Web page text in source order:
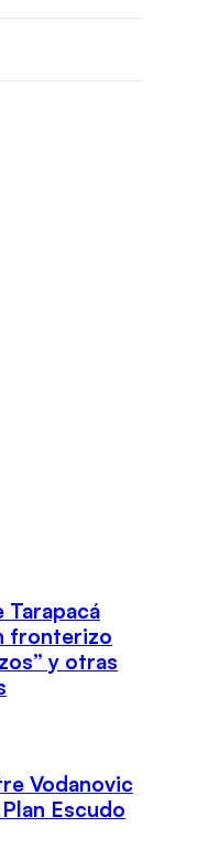
Tarapacá
fronterizo
y otras
Vodanovic
Escudo